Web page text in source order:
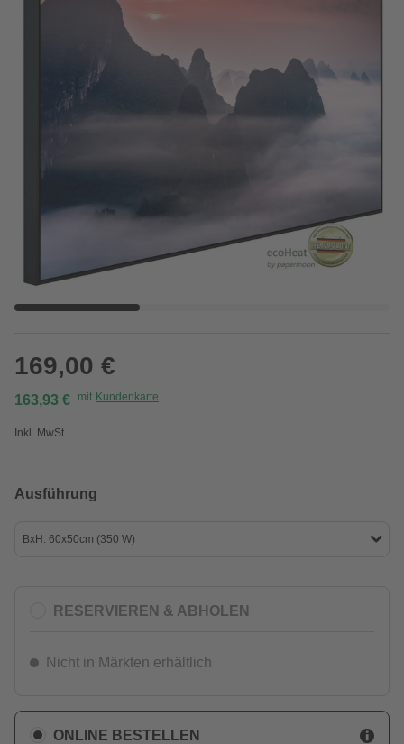
169,00 €
163,93 € mit Kundenkarte
Inkl. MwSt.
Ausführung
BxH: 60x50cm (350 W)
RESERVIEREN & ABHOLEN
Nicht in Märkten erhältlich
ONLINE BESTELLEN